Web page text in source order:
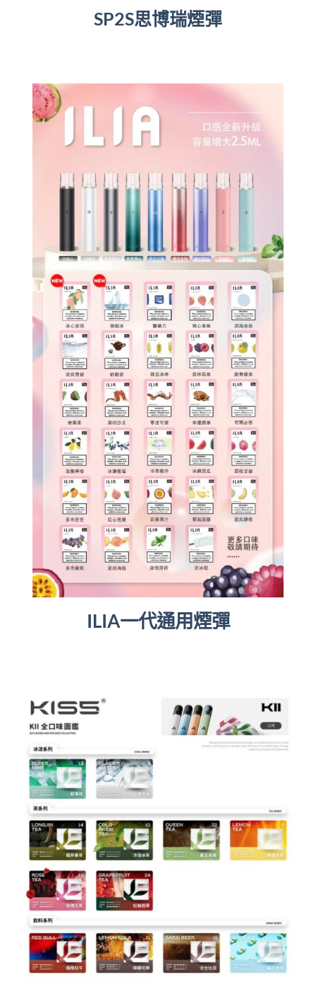
SP2S思博瑞煙彈
ILIA一代通用煙彈